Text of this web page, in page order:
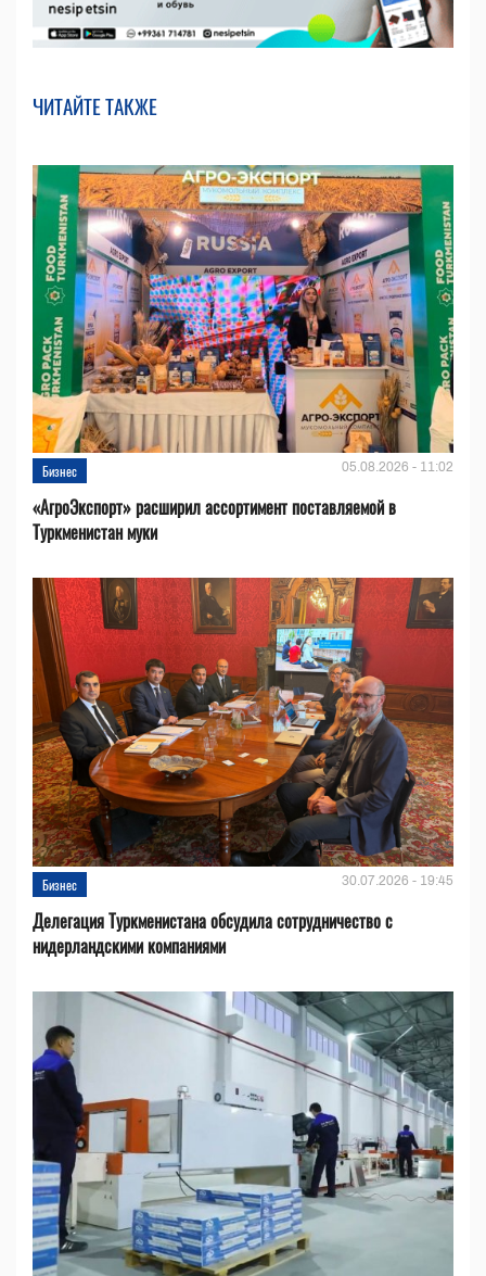
ЧИТАЙТЕ ТАКЖЕ
Бизнес 05.08.2026 - 11:02
«АгроЭкспорт» расширил ассортимент поставляемой в
Туркменистан муки
Бизнес 30.07.2026 - 19:45
Делегация Туркменистана обсудила сотрудничество с
нидерландскими компаниями